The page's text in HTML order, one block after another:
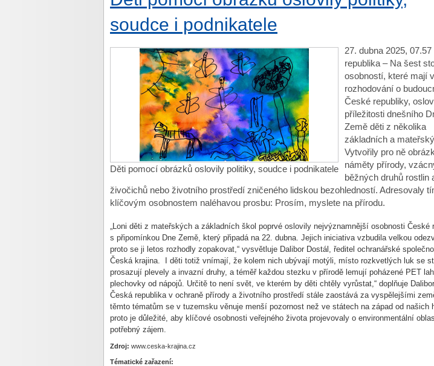
soudce i podnikatele
Děti pomocí obrázků oslovily politiky, soudce i podnikatele
27. dubna 2025,
republika – Na šest
osobností, které mají
rozhodování o
České republiky,
příležitosti dnešního
Země děti z několika
základních a
Vytvořily pro ně
náměty přírody,
běžných druhů rostlin
živočichů nebo životního prostředí zničeného lidskou bezohledností. Adresovaly
klíčovým osobnostem naléhavou prosbu: Prosím, myslete na přírodu.
„Loni děti z mateřských a základních škol poprvé oslovily nejvýznamnější osobnosti České
s připomínkou Dne Země, který připadá na 22. dubna. Jejich iniciativa vzbudila velkou
proto se ji letos rozhodly zopakovat,“ vysvětluje Dalibor Dostál, ředitel ochranářské
Česká krajina. I děti totiž vnímají, že kolem nich ubývají motýli, místo rozkvetlých luk se
prosazují plevely a invazní druhy, a téměř každou stezku v přírodě lemují poházené PET
plechovky od nápojů. Určitě to není svět, ve kterém by děti chtěly vyrůstat,“ doplňuje
Česká republika v ochraně přírody a životního prostředí stále zaostává za vyspělejšími
těmto tématům se v tuzemsku věnuje menší pozornost než ve státech na západ od našich
proto je důležité, aby klíčové osobnosti veřejného života projevovaly o environmentální
potřebný zájem.
Zdroj: www.ceska-krajina.cz
Tématické zařazení: